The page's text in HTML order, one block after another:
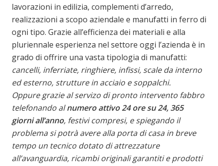
lavorazioni in edilizia, complementi d’arredo,
realizzazioni a scopo aziendale e manufatti in ferro di
ogni tipo. Grazie all’efficienza dei materiali e alla
pluriennale esperienza nel settore oggi l’azienda è in
grado di offrire una vasta tipologia di manufatti:
cancelli, inferriate, ringhiere, infissi, scale da interno
ed esterno, strutture in acciaio e soppalchi.
Oppure grazie al servizo di pronto intervento fabbro
telefonando alnumero attivo 24 ore su 24, 365
giorni all’anno, festivi compresi, e spiegando il
problema si potrà avere alla porta di casa in breve
tempo un tecnico dotato di attrezzature
all’avanguardia, ricambi originali garantiti e prodotti